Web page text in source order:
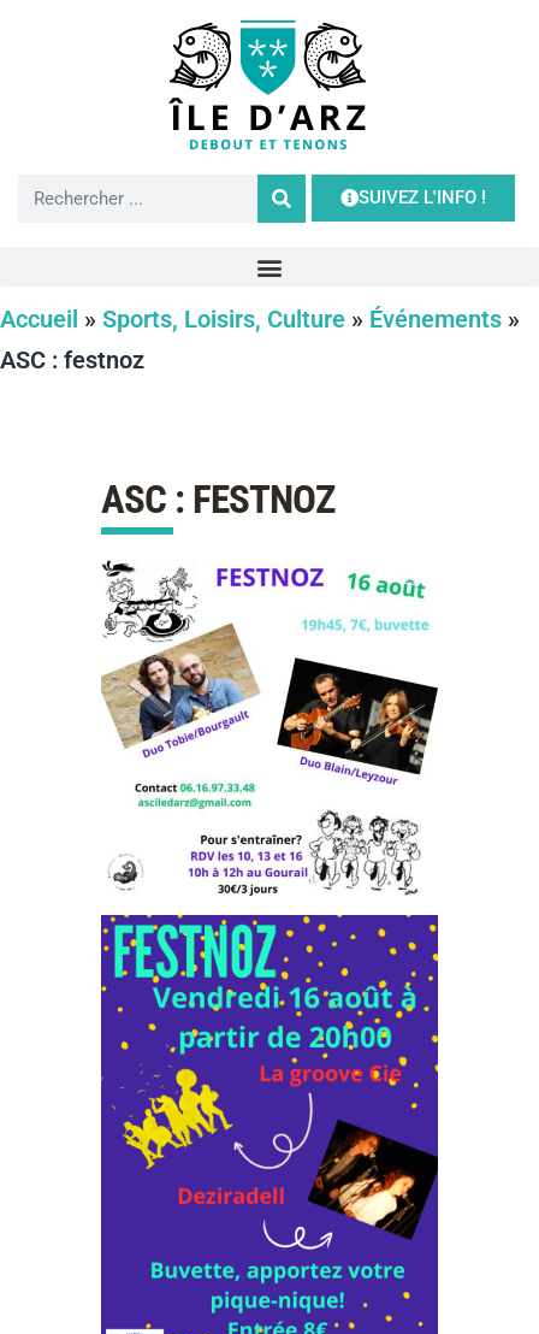
SUIVEZ L'INFO !
Accueil » Sports, Loisirs, Culture » Événements »
ASC : festnoz
ASC : FESTNOZ